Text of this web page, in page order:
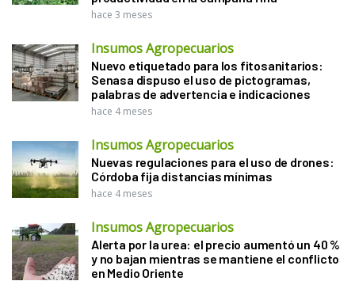
hace 3 meses
Insumos Agropecuarios
Nuevo etiquetado para los fitosanitarios:
Senasa dispuso el uso de pictogramas,
palabras de advertencia e indicaciones
hace 4 meses
Insumos Agropecuarios
Nuevas regulaciones para el uso de drones:
Córdoba fija distancias mínimas
hace 4 meses
Insumos Agropecuarios
Alerta por la urea: el precio aumentó un 40 %
y no bajan mientras se mantiene el conflicto
en Medio Oriente